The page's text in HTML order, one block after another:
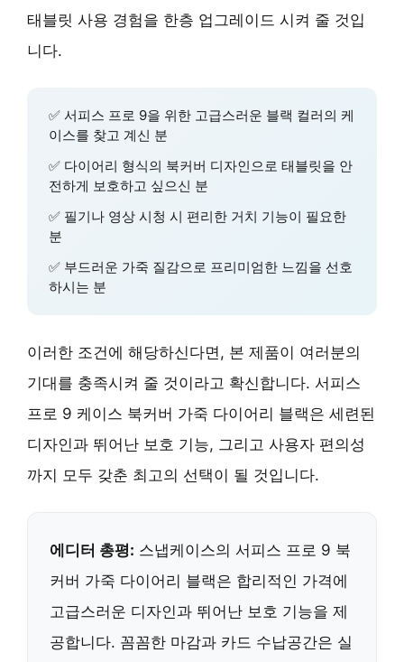
태블릿 사용 경험을 한층 업그레이드 시켜 줄 것입
니다.
✅ 서피스 프로 9을 위한 고급스러운 블랙 컬러의 케
이스를 찾고 계신 분
✅ 다이어리 형식의 북커버 디자인으로 태블릿을 안
전하게 보호하고 싶으신 분
✅ 필기나 영상 시청 시 편리한 거치 기능이 필요한
분
✅ 부드러운 가죽 질감으로 프리미엄한 느낌을 선호
하시는 분
이러한 조건에 해당하신다면, 본 제품이 여러분의
기대를 충족시켜 줄 것이라고 확신합니다. 서피스
프로 9 케이스 북커버 가죽 다이어리 블랙은 세련된
디자인과 뛰어난 보호 기능, 그리고 사용자 편의성
까지 모두 갖춘 최고의 선택이 될 것입니다.
에디터 총평: 스냅케이스의 서피스 프로 9 북
커버 가죽 다이어리 블랙은 합리적인 가격에
고급스러운 디자인과 뛰어난 보호 기능을 제
공합니다. 꼼꼼한 마감과 카드 수납공간은 실